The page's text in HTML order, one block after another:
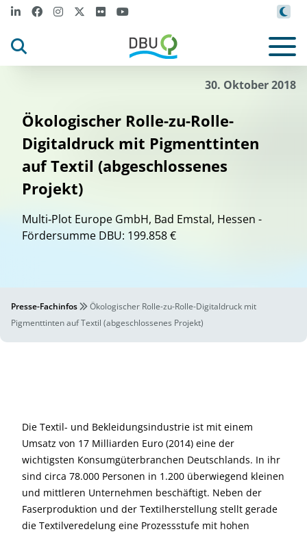
30. Oktober 2018
Ökologischer Rolle-zu-Rolle-
Digitaldruck mit Pigmenttinten
auf Textil (abgeschlossenes
Projekt)
Multi‐Plot Europe GmbH, Bad Emstal, Hessen -
Fördersumme DBU: 199.858 €
Presse-Fachinfos
Ökologischer Rolle-zu-Rolle-Digitaldruck mit
Pigmenttinten auf Textil (abgeschlossenes Projekt)
Die Textil- und Bekleidungsindustrie ist mit einem
Umsatz von 17 Milliarden Euro (2014) eine der
wichtigsten Konsumgüterbranchen Deutschlands. In ihr
sind circa 78.000 Personen in 1.200 überwiegend kleinen
und mittleren Unternehmen beschäftigt. Neben der
Faserproduktion und der Textilherstellung stellt gerade
die Textilveredelung eine Prozessstufe mit hohen